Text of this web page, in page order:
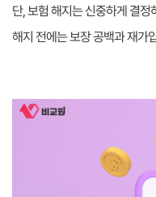
단, 보험 해지는 신중하게 결정
해지 전에는 보장 공백과 재가